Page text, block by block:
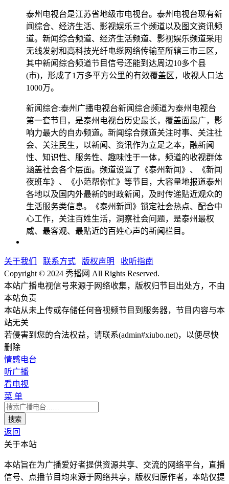
泰州电视台是江苏省地级市电视台。泰州电视台现有新
闻综合、经济生活、影视娱乐三个频道以及图文资讯频
道。新闻综合频道、经济生活频道、影视娱乐频道采用
无线发射和高科技光纤电缆网络传输至所辖三市三区，
其中新闻综合频道节目信号还能到达周边10多个县
(市)，形成了1万多平方公里的有效覆盖区，收视人口达
1000万。
新闻综合:泰州广播电视台新闻综合频道为泰州电视台
第一套节目，是泰州电视台历史最长，覆盖面最广，影
响力最大的自办频道。新闻综合频道关注时事、关注社
会、关注民生，以新闻、资讯作为立足之本，融新闻
性、知识性、服务性、趣味性于一体，频道的收视群体
涵盖社会各个层面。频道设置了《泰州新闻》、《新闻
夜班车》、《小范帮你忙》等节目，大容量地报道泰州
各地以及国内外最新的时政新闻，及时传递贴近观众的
生活服务类信息。《泰州新闻》锁定社会热点、配合中
心工作，关注百姓生活，洞察社会问题，是泰州最权
威、最客观、最贴近的百姓心声的新闻栏目。
关于我们 联系方式 版权声明
收听指南
Copyright © 2024 秀播网 All Rights Reserved.
本站广播电视信号来源于网络收集，版权归节目出处方，不由
本站负责
本站从未上传或存储任何音视频节目到服务器，节目内容与本
站无关
若侵害到您的合法权益，请联系(admin#xiubo.net)，以便尽快
删除
情感电台
听广播
看电视
菜 单
返回
关于本站
本站旨在为广播爱好者提供资源共享、交流的网络平台，直播
信号、点播节目均来源于网络共享，版权归原作者，本站仅提